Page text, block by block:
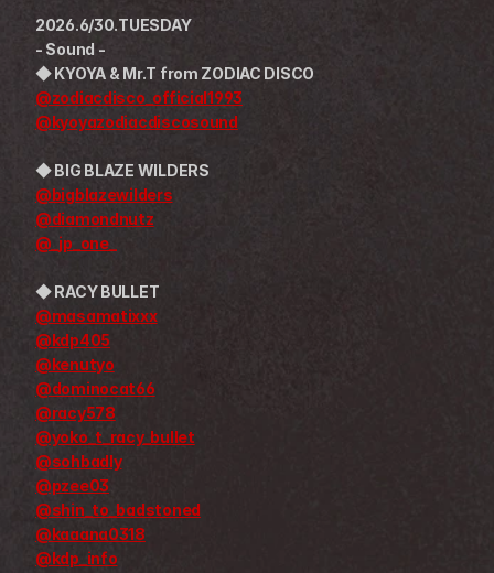
2026.6/30.TUESDAY
- Sound -
◆ KYOYA & Mr.T from ZODIAC DISCO
@zodiacdisco_official1993
@kyoyazodiacdiscosound
◆ BIG BLAZE WILDERS
@bigblazewilders
@diamondnutz
@_jp_one_
◆ RACY BULLET
@masamatixxx
@kdp405
@kenutyo
@dominocat66
@racy578
@yoko_t_racy_bullet
@sohbadly
@pzee03
@shin_to_badstoned
@kaaana0318
@kdp_info